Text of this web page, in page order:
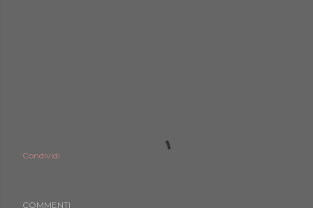
Condividi
COMMENTI